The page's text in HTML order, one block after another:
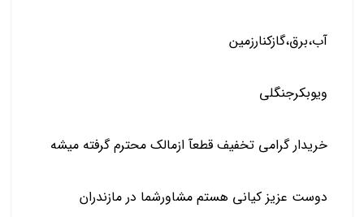
آب،برق،گازکنارزمین
ویوبکرجنگلی
خریدار گرامی تخفیف قطعآ ازمالک محترم گرفته میشه
دوست عزیز کیانی هستم مشاورشما در مازندران